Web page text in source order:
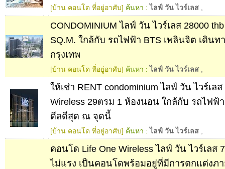
[บ้าน คอนโด ที่อยู่อาศับ] ค้นหา : ไลฟ์ วัน ไวร์เลส
CONDOMINIUM ไลฟ์ วัน ไวร์เลส 28000
SQ.M. ใกล้กับ รถไฟฟ้า BTS เพลินจิต เดินท
กรุงเทพ
[บ้าน คอนโด ที่อยู่อาศับ] ค้นหา : ไลฟ์ วัน ไวร์เลส
ให้เช่า RENT condominium ไลฟ์ วัน ไวร์เลส
Wireless 29ตรม 1 ห้องนอน ใกล้กับ รถไฟฟ้
ดีลดีสุด ณ จุดนี้
[บ้าน คอนโด ที่อยู่อาศับ] ค้นหา : ไลฟ์ วัน ไวร์เลส
คอนโด Life One Wireless ไลฟ์ วัน ไวร์เลส
ไม่แรง เป็นคอนโดพร้อมอยู่ที่มีการตกแต่งภา